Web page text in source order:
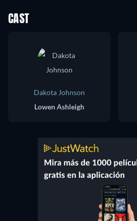
CAST
Dakota Johnson
Lowen Ashleigh